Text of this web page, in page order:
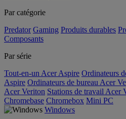
Par catégorie
Predator Gaming Produits durables
Composants
Par série
Tout-en-un Acer Aspire Ordinateurs
Aspire Ordinateurs de bureau Acer
Acer Veriton Stations de travail Acer
Chromebase Chromebox Mini PC
Windows